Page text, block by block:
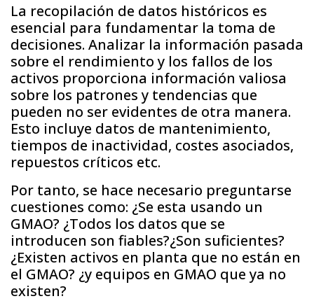
La recopilación de datos históricos es
esencial para fundamentar la toma de
decisiones. Analizar la información pasada
sobre el rendimiento y los fallos de los
activos proporciona información valiosa
sobre los patrones y tendencias que
pueden no ser evidentes de otra manera.
Esto incluye datos de mantenimiento,
tiempos de inactividad, costes asociados,
repuestos críticos etc.
Por tanto, se hace necesario preguntarse
cuestiones como: ¿Se esta usando un
GMAO? ¿Todos los datos que se
introducen son fiables?¿Son suficientes?
¿Existen activos en planta que no están en
el GMAO? ¿y equipos en GMAO que ya no
existen?